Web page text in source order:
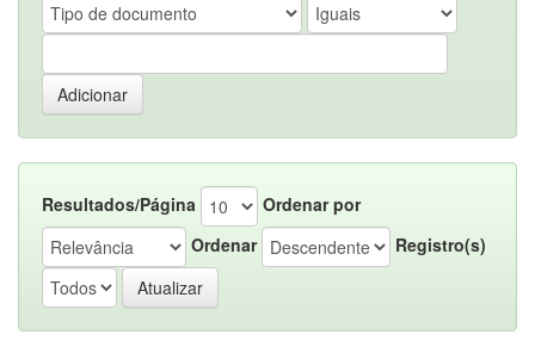
Resultados/Página
Ordenar por
Ordenar
Registro(s)